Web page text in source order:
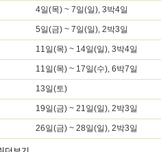
4일(목) ~ 7일(일), 3박4일
5일(금) ~ 7일(일), 2박3일
11일(목) ~ 14일(일), 3박4일
11일(목) ~ 17일(수), 6박7일
13일(토)
19일(금) ~ 21일(일), 2박3일
26일(금) ~ 28일(일), 2박3일